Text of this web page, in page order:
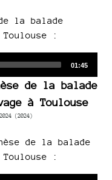
la balade
:
Total
01:45
de la balade
à Toulouse
(2024)
de la balade
: